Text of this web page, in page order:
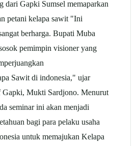
dari Gapki Sumsel memaparkan
petani kelapa sawit "Ini
berharga. Bupati Muba
pemimpin visioner yang
Sawit di indonesia," ujar
Mukti Sardjono. Menurut
seminar ini akan menjadi
bagi para pelaku usaha
untuk memajukan Kelapa